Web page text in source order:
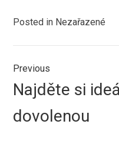
Posted in Nezařazené
Navigace
pro
příspěvek
Previous
Previous
post:
Najděte si
dovolenou